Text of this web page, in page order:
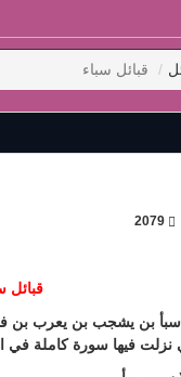
قبائل سباء
قبائل
سبأ بن يشجب بن يعرب بن
نزلت فيها سورة كاملة في